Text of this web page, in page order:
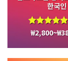
한국인
5 중에서
4.94
평가됨
₩2,800~₩